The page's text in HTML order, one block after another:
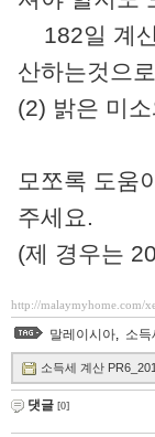
182일 계산
산하는것으
(2) 밝은 미
모쪼록 도움
주세요.
(제 경우는
http://malaymyhome.com/
말레이시아, 소득
소득세 계산
댓글 [0]